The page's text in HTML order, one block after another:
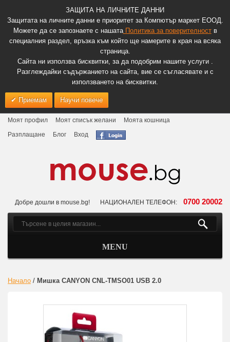
ЗАЩИТА НА ЛИЧНИТЕ ДАННИ
Защитата на личните данни е приоритет за Компютър маркет ЕООД.
Можете да се запознаете с нашатаПолитика за поверителноств
специалния раздел, връзка към който ще намерите в края на всяка
страница.
Сайта ни използва бисквитки, за да подобрим нашите услуги .
Разглеждайки съдържанието на сайта, вие се съгласявате и с
използването на бисквитки.
Приемам Научи повече
Моят профил Моят списък желани
Моята кошница
Разплащане
Блог Вход
Добре дошли в mouse.bg! НАЦИОНАЛЕН ТЕЛЕФОН: 0700 20002
MENU
Начало / Мишка CANYON CNL-TMSO01 USB 2.0